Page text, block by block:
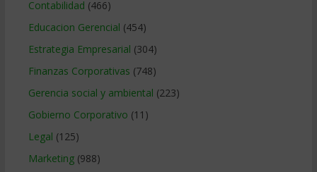
Contabilidad (466)
Educacion Gerencial (454)
Estrategia Empresarial (304)
Finanzas Corporativas (748)
Gerencia social y ambiental (223)
Gobierno Corporativo (11)
Legal (125)
Marketing(988)